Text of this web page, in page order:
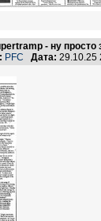
- ну
PFC Дата: 29.10.25